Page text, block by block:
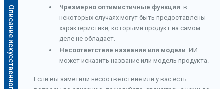
Чрезмерно оптимистичные функции: в
некоторых случаях могут быть предоставлены
характеристики, которыми продукт на самом
деле не обладает.
Несоответствие названия или модели: ИИ
может исказить название или модель продукта.
Если вы заметили несоответствие или у вас есть